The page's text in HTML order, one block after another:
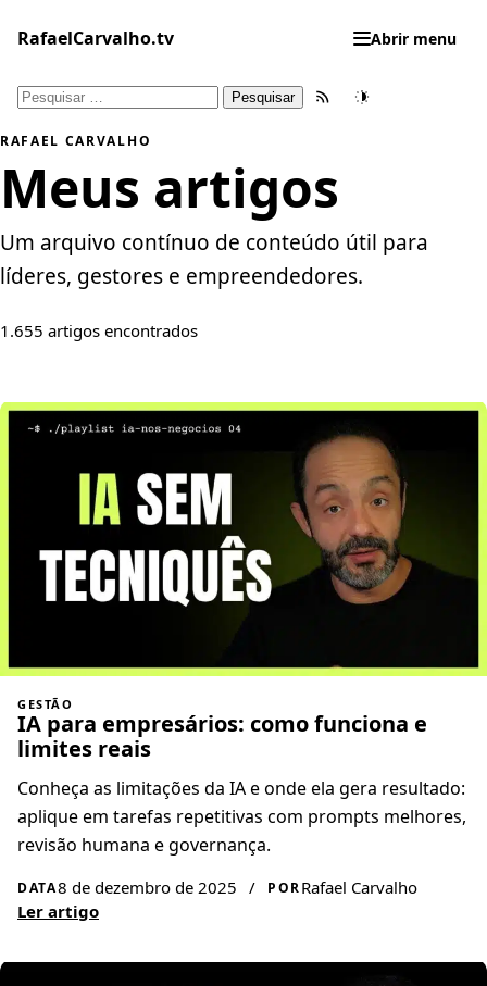
para
conteúdo
RafaelCarvalho.tv Abrir menu
Pesquisar
Feed RSSTema
RAFAEL CARVALHO
Meus artigos
Um arquivo contínuo de conteúdo útil para
líderes, gestores e empreendedores.
1.655 artigos encontrados
GESTÃO
IA para empresários: como funciona e
limites reais
Conheça as limitações da IA e onde ela gera resultado:
aplique em tarefas repetitivas com prompts melhores,
revisão humana e governança.
DATA8 de dezembro de 2025 / PORRafael Carvalho
Ler artigo